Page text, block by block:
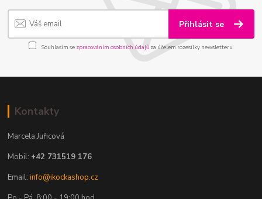
Přihlásit se
Souhlasím se zpracováním osobních údajůza účelem rozesílky newsletteru.
Kontakty
Marcela Juřicová
Mobil: +42 731519 176
Email:info@ikockashop.cz